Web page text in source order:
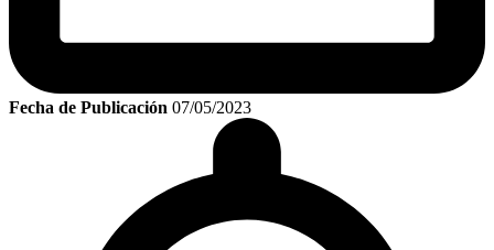
Fecha de Publicación 07/05/2023